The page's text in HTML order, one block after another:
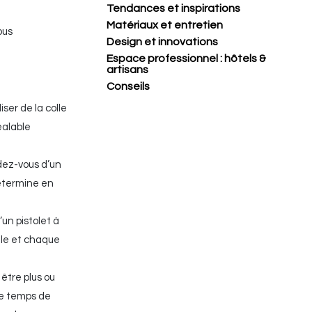
de la colle
vous d’un
en
pistolet à
et chaque
plus ou
temps de
Tendances et inspirations
Matériaux et entretien
Design et innovations
Espace professionnel : hôtels &
artisans
Conseils